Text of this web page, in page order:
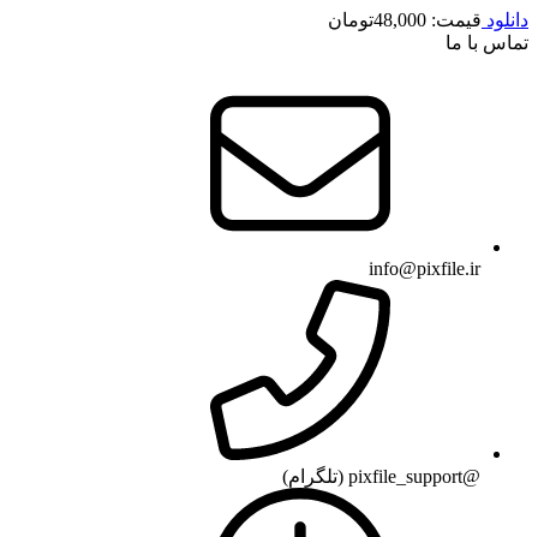
دانلود قیمت: 48,000تومان
تماس با ما
info@pixfile.ir
@pixfile_support (تلگرام)